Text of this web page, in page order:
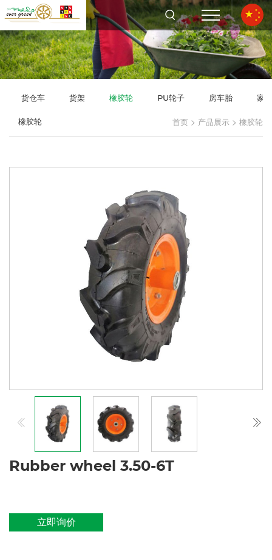
货仓车 货架 橡胶轮 PU轮子 房车胎 家
橡胶轮 首页 > 产品展示 > 橡胶轮
Rubber wheel 3.50-6T
立即询价